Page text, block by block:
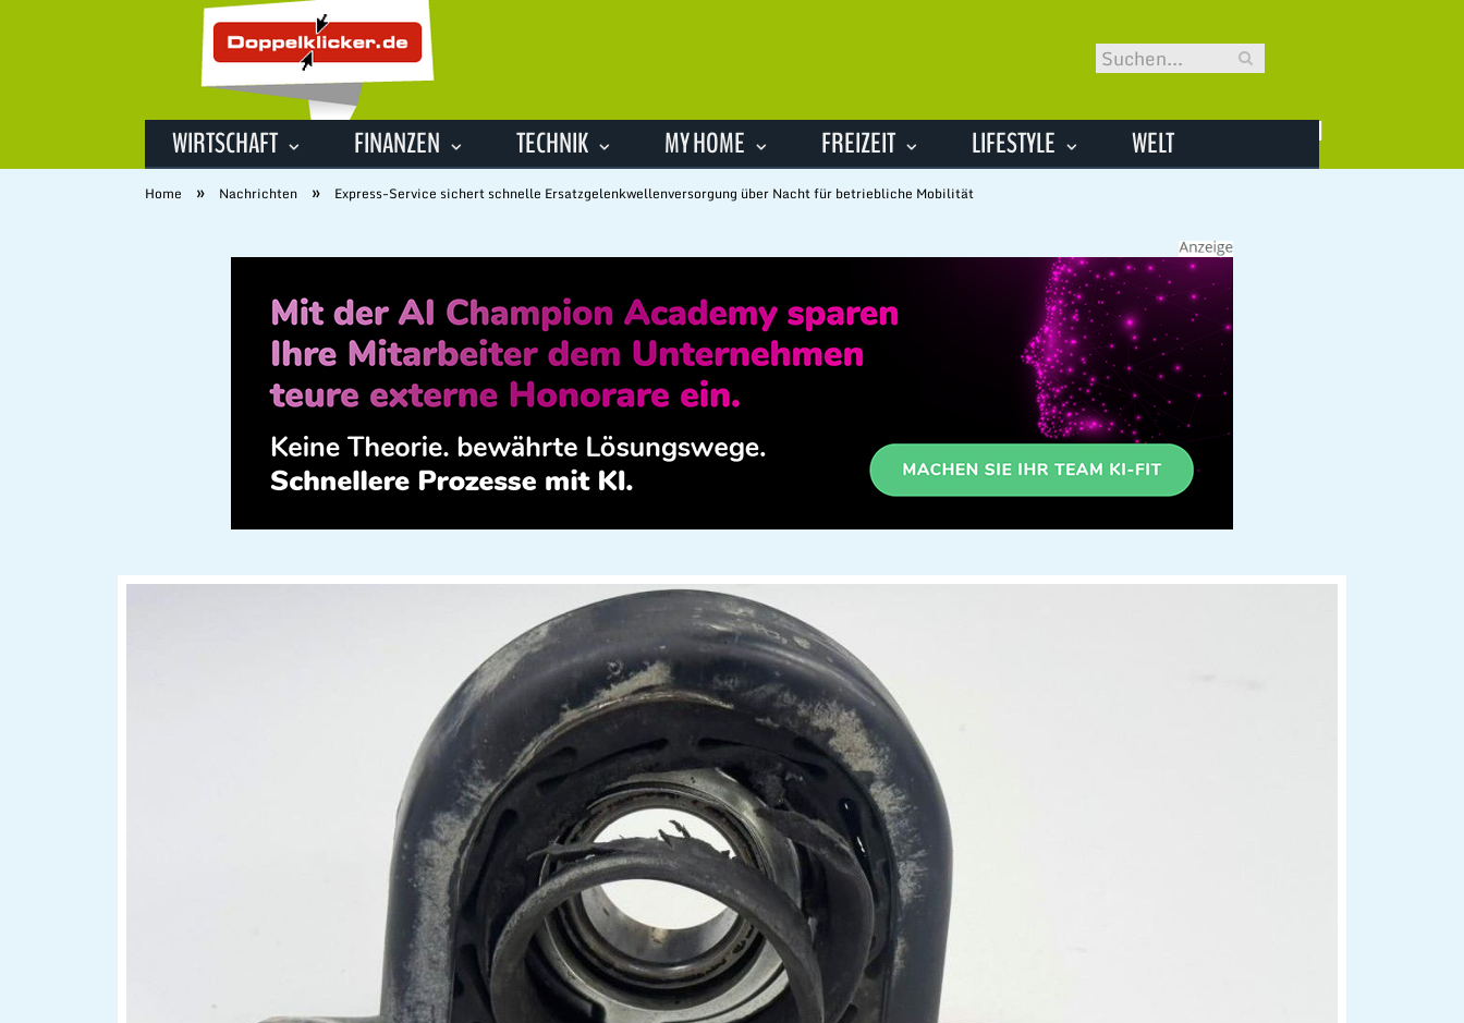
WIRTSCHAFT FINANZEN TECHNIK MY HOME FREIZEIT LIFESTYLE WELT
Home » Nachrichten » Express-Service sichert schnelle Ersatzgelenkwellenversorgung über Nacht für betriebliche Mobilität